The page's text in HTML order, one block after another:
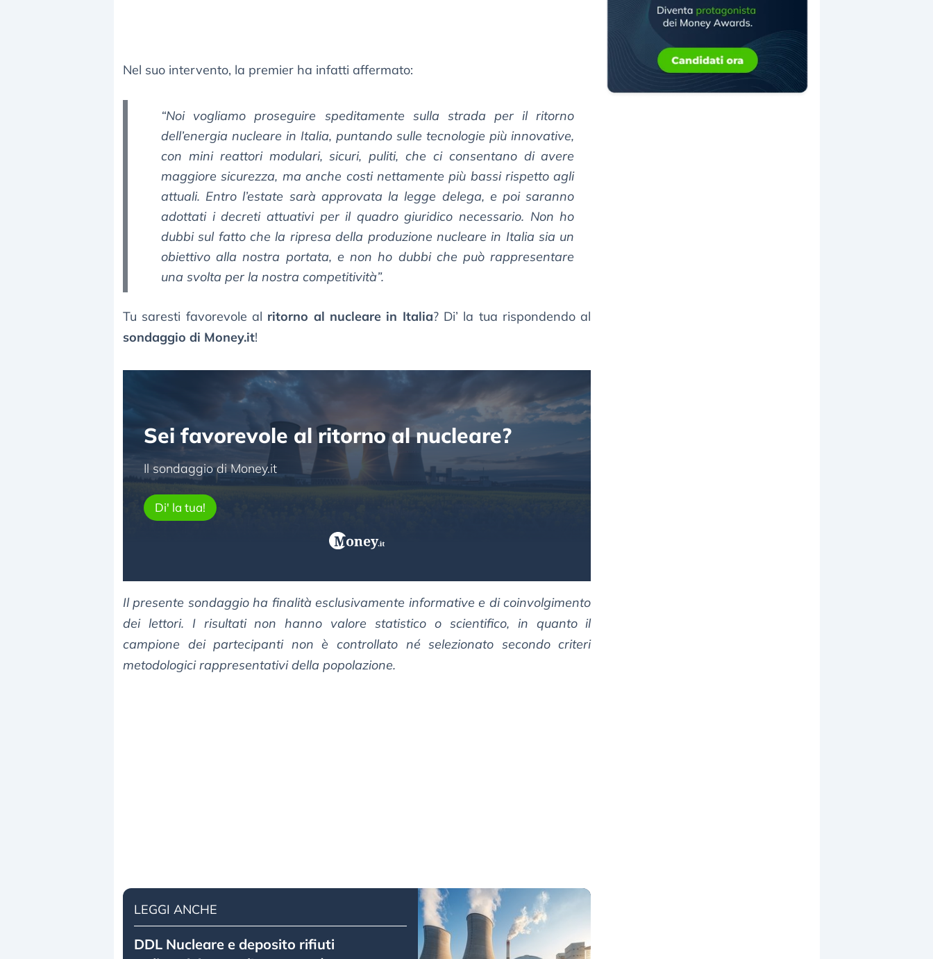
Nel suo intervento, la premier ha infatti affermato:
“Noi vogliamo proseguire speditamente sulla strada per il ritorno
dell’energia nucleare in Italia, puntando sulle tecnologie più innovative,
con mini reattori modulari, sicuri, puliti, che ci consentano di avere
maggiore sicurezza, ma anche costi nettamente più bassi rispetto agli
attuali. Entro l’estate sarà approvata la legge delega, e poi saranno
adottati i decreti attuativi per il quadro giuridico necessario. Non ho
dubbi sul fatto che la ripresa della produzione nucleare in Italia sia un
obiettivo alla nostra portata, e non ho dubbi che può rappresentare
una svolta per la nostra competitività”.
Tu saresti favorevole al ritorno al nucleare in Italia? Di’ la tua rispondendo al
sondaggio di Money.it!
Sei favorevole al ritorno al nucleare?
Il sondaggio di Money.it
Di' la tua!
Il presente sondaggio ha finalità esclusivamente informative e di coinvolgimento
dei lettori. I risultati non hanno valore statistico o scientifico, in quanto il
campione dei partecipanti non è controllato né selezionato secondo criteri
metodologici rappresentativi della popolazione.
LEGGI ANCHE
DDL Nucleare e deposito rifiuti